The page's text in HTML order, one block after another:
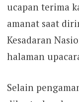
ucapan terima
amanat saat
Kesadaran
halaman
Selain